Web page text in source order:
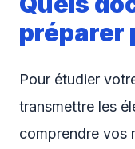
préparer
Pour étudier
transmettre les
comprendre vos